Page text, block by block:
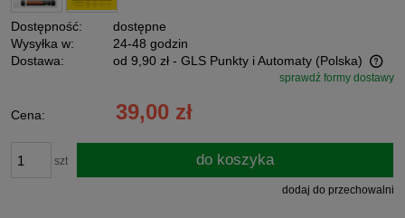
Dostępność:
dostępne
Wysyłka w:
24-48 godzin
Dostawa:
od 9,90 zł - GLS Punkty i Automaty (Polska)
Cena nie zawiera ewentualnych kosztów płatnościsprawdź formy dostawy
Cena: 39,00 zł
szt do koszyka
dodaj do przechowalni